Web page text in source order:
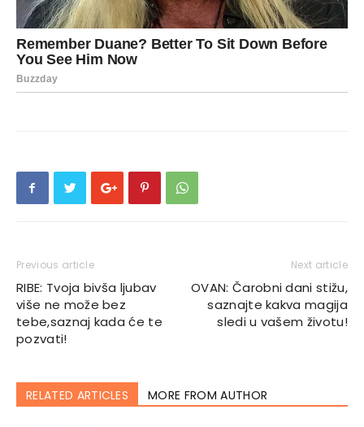
Previous article
RIBE: Tvoja bivša ljubav
više ne može bez
tebe,saznaj kada će te
pozvati!
Next article
OVAN: Čarobni dani stižu,
saznajte kakva magija
sledi u vašem životu!
RELATED ARTICLES MORE FROM AUTHOR